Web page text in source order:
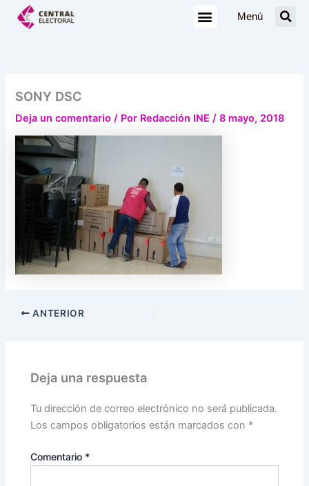
Menú
SONY DSC
Deja un comentario / Por Redacción INE/8 mayo, 2018
ANTERIOR
Deja una respuesta
Tu dirección de correo electrónico no será publicada.
Los campos obligatorios están marcados con *
Comentario *